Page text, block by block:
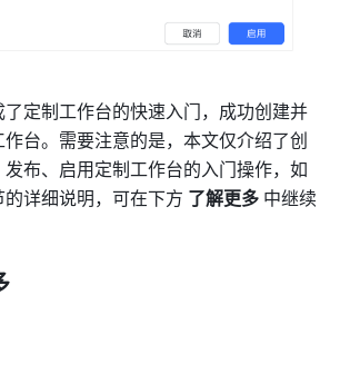
定制工作台的快速入门，成功创建并
台。需要注意的是，本文仅介绍了创
布、启用定制工作台的入门操作，如
详细说明，可在下方 了解更多 中继续